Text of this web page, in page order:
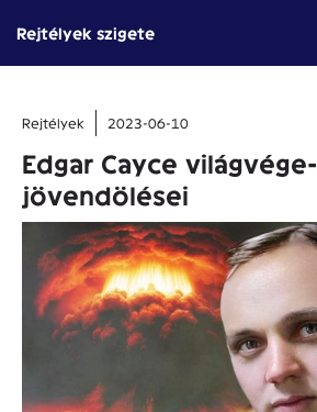
tartalomba
Rejtélyek szigete
Rejtélyek 2023-06-10
Edgar Cayce világvége-
jövendölései